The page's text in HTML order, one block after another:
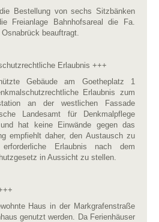
Bestellung von sechs Sitzbänken
Freianlage Bahnhofsareal die Fa.
beauftragt.
Erlaubnis +++
Gebäude am Goetheplatz 1
Erlaubnis zum
an der westlichen Fassade
Landesamt für Denkmalpflege
hat keine Einwände gegen das
empfiehlt daher, den Austausch zu
Erlaubnis nach dem
in Aussicht zu stellen.
Haus in der Markgrafenstraße
genutzt werden. Da Ferienhäuser